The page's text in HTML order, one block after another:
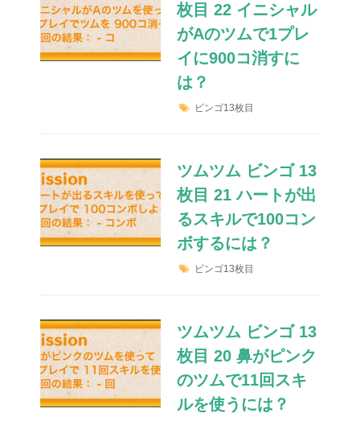
枚目 22 イニシャル
がAのツムで1プレ
イに900コ消すに
は？
ビンゴ13枚目
ツムツム ビンゴ 13
枚目 21 ハートが出
るスキルで100コン
ボするには？
ビンゴ13枚目
ツムツム ビンゴ 13
枚目 20 鼻がピンク
のツムで11回スキ
ルを使うには？